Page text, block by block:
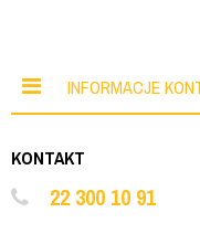
INFORMACJE
KONTAKT
22 300 10 91